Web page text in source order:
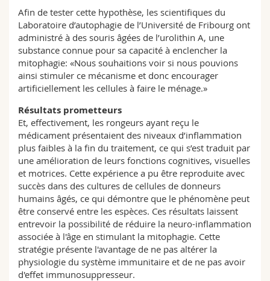
Afin de tester cette hypothèse, les scientifiques du
Laboratoire d’autophagie de l’Université de Fribourg ont
administré à des souris âgées de l’urolithin A, une
substance connue pour sa capacité à enclencher la
mitophagie: «Nous souhaitions voir si nous pouvions
ainsi stimuler ce mécanisme et donc encourager
artificiellement les cellules à faire le ménage.»
Résultats prometteurs
Et, effectivement, les rongeurs ayant reçu le
médicament présentaient des niveaux d’inflammation
plus faibles à la fin du traitement, ce qui s’est traduit par
une amélioration de leurs fonctions cognitives, visuelles
et motrices. Cette expérience a pu être reproduite avec
succès dans des cultures de cellules de donneurs
humains âgés, ce qui démontre que le phénomène peut
être conservé entre les espèces. Ces résultats laissent
entrevoir la possibilité de réduire la neuro-inflammation
associée à l'âge en stimulant la mitophagie. Cette
stratégie présente l'avantage de ne pas altérer la
physiologie du système immunitaire et de ne pas avoir
d'effet immunosuppresseur.